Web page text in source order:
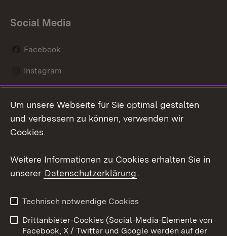
Social Media
Facebook
Instagram
Mastodon
Youtube
Kontakt
Datenschutz
Barrierefreiheit
Impressum Cookies
Um unsere Webseite für Sie optimal gestalten
und verbessern zu können, verwenden wir
Cookies.
Weitere Informationen zu Cookies erhalten Sie in
unserer Datenschutzerklärung.
Technisch notwendige Cookies
Drittanbieter-Cookies (Social-Media-Elemente von
Facebook, X / Twitter und Google werden auf der